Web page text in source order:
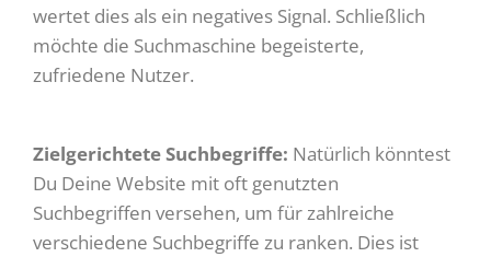
wertet dies als ein negatives Signal. Schließlich
möchte die Suchmaschine begeisterte,
zufriedene Nutzer.
Zielgerichtete Suchbegriffe: Natürlich könntest
Du Deine Website mit oft genutzten
Suchbegriffen versehen, um für zahlreiche
verschiedene Suchbegriffe zu ranken. Dies ist